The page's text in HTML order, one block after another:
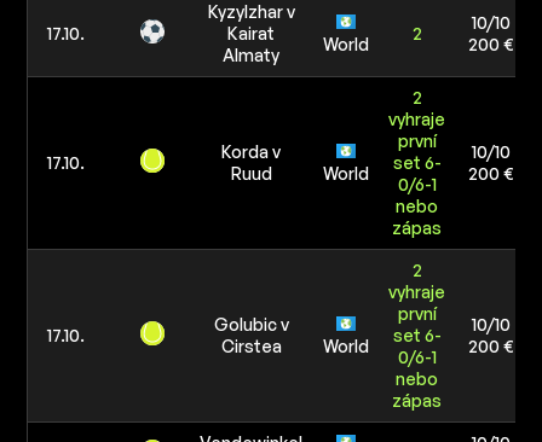
17.10.
Kyzylzhar v
Kairat
Almaty
World
2
10/10
200 €
17.10.
Korda v
Ruud
World
2
vyhraje
první
set 6-
0/6-1
nebo
zápas
10/10
200 €
17.10.
Golubic v
Cirstea
World
2
vyhraje
první
set 6-
0/6-1
nebo
zápas
10/10
200 €